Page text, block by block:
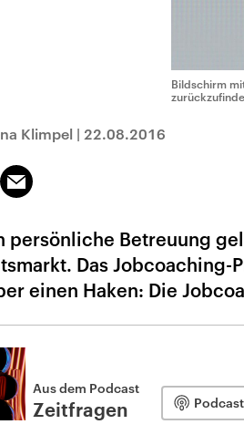
Bildschirm
Klimpel | 22.08.2016
teilen
Email
persönliche Betreuung
Das Jobcoaching-
einen Haken: Die
Aus dem Podcast
Zeitfragen